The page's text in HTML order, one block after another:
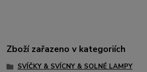
Zboží zařazeno v kategoriích
SVÍČKY & SVÍCNY & SOLNÉ LAMPY